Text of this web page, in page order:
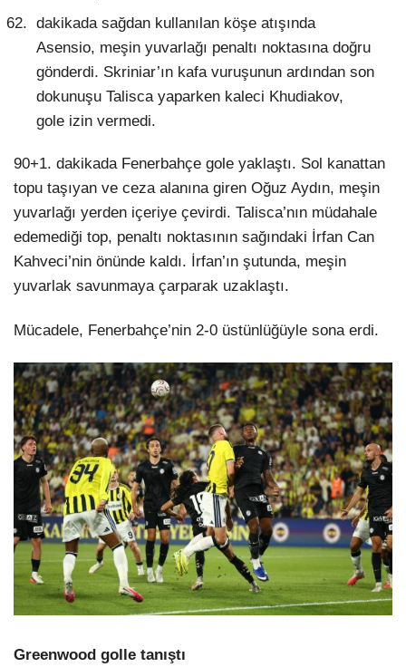
dakikada sağdan kullanılan köşe atışında
Asensio, meşin yuvarlağı penaltı noktasına doğru
gönderdi. Skriniar’ın kafa vuruşunun ardından son
dokunuşu Talisca yaparken kaleci Khudiakov,
gole izin vermedi.
90+1. dakikada Fenerbahçe gole yaklaştı. Sol kanattan
topu taşıyan ve ceza alanına giren Oğuz Aydın, meşin
yuvarlağı yerden içeriye çevirdi. Talisca’nın müdahale
edemediği top, penaltı noktasının sağındaki İrfan Can
Kahveci’nin önünde kaldı. İrfan’ın şutunda, meşin
yuvarlak savunmaya çarparak uzaklaştı.
Mücadele, Fenerbahçe’nin 2-0 üstünlüğüyle sona erdi.
Greenwood golle tanıştı